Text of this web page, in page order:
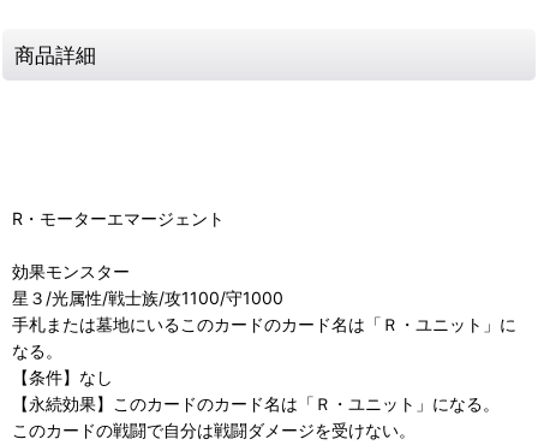
商品詳細
R・モーターエマージェント
効果モンスター
星３/光属性/戦士族/攻1100/守1000
手札または墓地にいるこのカードのカード名は「Ｒ・ユニット」に
なる。
【条件】なし
【永続効果】このカードのカード名は「Ｒ・ユニット」になる。
このカードの戦闘で自分は戦闘ダメージを受けない。